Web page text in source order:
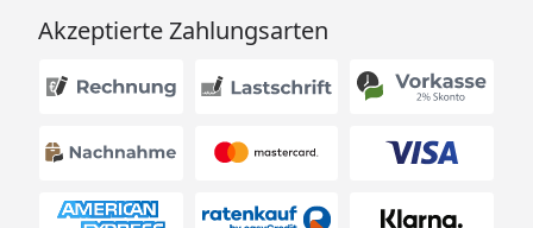
Akzeptierte Zahlungsarten